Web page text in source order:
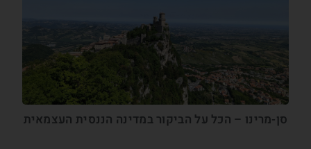
סן-מרינו – הכל על הביקור במדינה הננסית העצמאית